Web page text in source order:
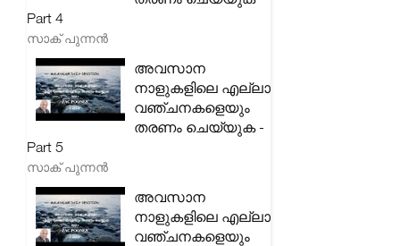
Part 4
സാക് പുന്നൻ
അവസാന
നാളുകളിലെ എല്ലാ
വഞ്ചനകളെയും
തരണം ചെയ്യുക -
Part 5
സാക് പുന്നൻ
അവസാന
നാളുകളിലെ എല്ലാ
വഞ്ചനകളെയും